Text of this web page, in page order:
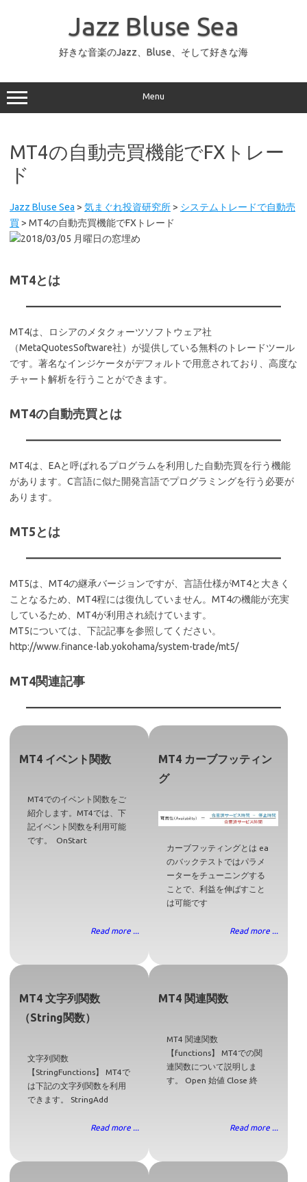
ッ
プ
Jazz Bluse Sea
好きな音楽のJazz、Bluse、そして好きな海
Menu
MT4の自動売買機能でFXトレー
ド
Jazz Bluse Sea > 気まぐれ投資研究所> システムトレードで自動売
買 > MT4の自動売買機能でFXトレード
MT4とは
MT4は、ロシアのメタクォーツソフトウェア社
（MetaQuotesSoftware社）が提供している無料のトレードツール
です。著名なインジケータがデフォルトで用意されており、高度な
チャート解析を行うことができます。
MT4の自動売買とは
MT4は、EAと呼ばれるプログラムを利用した自動売買を行う機能
があります。C言語に似た開発言語でプログラミングを行う必要が
あります。
MT5とは
MT5は、MT4の継承バージョンですが、言語仕様がMT4と大きく
ことなるため、MT4程には復仇していません。MT4の機能が充実
しているため、MT4が利用され続けています。
MT5については、下記記事を参照してください。
http://www.finance-lab.yokohama/system-trade/mt5/
MT4関連記事
MT4 イベント関数
MT4でのイベント関数をご
紹介します。MT4では、下
記イベント関数を利用可能
です。 OnStart
Read more ...
MT4 カーブフッティン
グ
カーブフッティングとは ea
のバックテストではパラメ
ーターをチューニングする
ことで、利益を伸ばすこと
は可能です
Read more ...
MT4 文字列関数
（String関数）
文字列関数
【StringFunctions】 MT4で
は下記の文字列関数を利用
できます。 StringAdd
Read more ...
MT4 関連関数
MT4 関連関数
【functions】 MT4での関
連関数について説明しま
す。 Open 始値 Close 終
Read more ...